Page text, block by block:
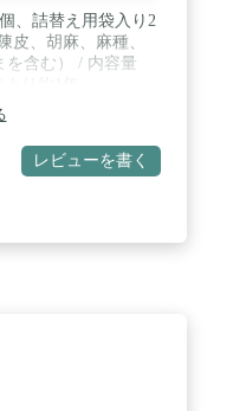
、詰替え用袋入り2
、胡麻、麻種、
を含む） / 内容量
レビューを書く